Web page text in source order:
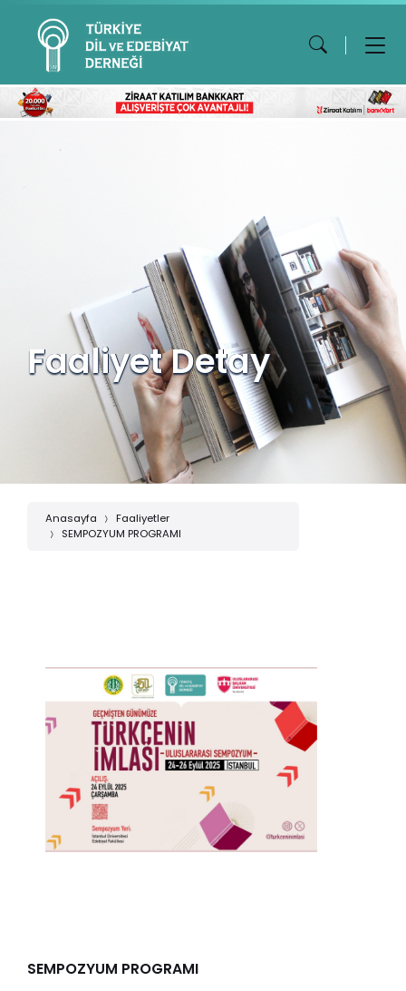
Faaliyet Detay
Anasayfa
Faaliyetler
SEMPOZYUM PROGRAMI
SEMPOZYUM PROGRAMI